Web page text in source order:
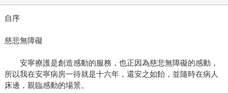
自序
慈悲無障礙
安寧療護是創造感動的服務，也正因為慈悲無障礙的感動，
所以我在安寧病房一待就是十六年，還安之如飴，並隨時在病人
床邊，親臨感動的場景。